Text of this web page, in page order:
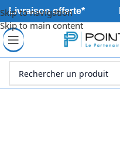
Skip to navigation
Skip to main content
Livraison offerte*
Accueil Sanitaire Meuble